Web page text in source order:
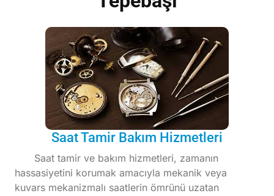
Saat Tamir Bakım Hizmetleri
Saat tamir ve bakım hizmetleri, zamanın
hassasiyetini korumak amacıyla mekanik veya
kuvars mekanizmalı saatlerin ömrünü uzatan